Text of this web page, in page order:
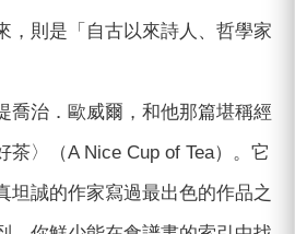
，則是「自古以來詩人、哲學家
喬治．歐威爾，和他那篇堪稱經
〉（A Nice Cup of Tea）。它
坦誠的作家寫過最出色的作品之